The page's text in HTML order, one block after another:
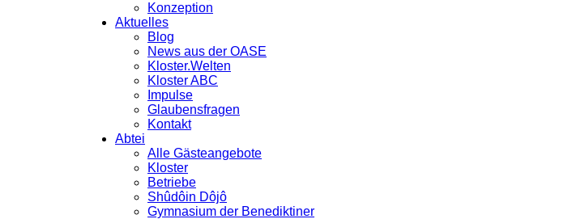
Konzeption
Aktuelles
Blog
News aus der OASE
Kloster.Welten
Kloster ABC
Impulse
Glaubensfragen
Kontakt
Abtei
Alle Gästeangebote
Kloster
Betriebe
Shûdôin Dôjô
Gymnasium der Benediktiner